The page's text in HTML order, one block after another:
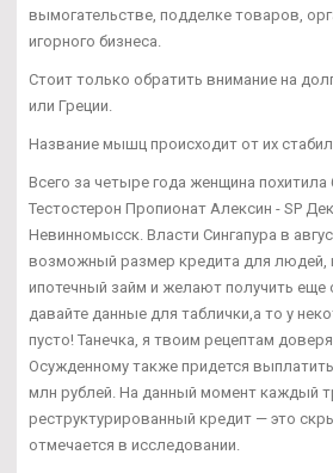
вымогательстве, подделке товаров,
игорного бизнеса.
Стоит только обратить внимание на
или Греции.
Название мышц происходит от их
Всего за четыре года женщина похитила
Тестостерон Пропионат Алексин - SP
Невинномысск. Власти Сингапура в
возможный размер кредита для
ипотечный займ и желают получить еще
давайте данные для таблички,а то у
пусто! Танечка, я твоим рецептам
Осужденному также придется
млн рублей. На данный момент каждый
реструктурированный кредит — это
отмечается в исследовании.